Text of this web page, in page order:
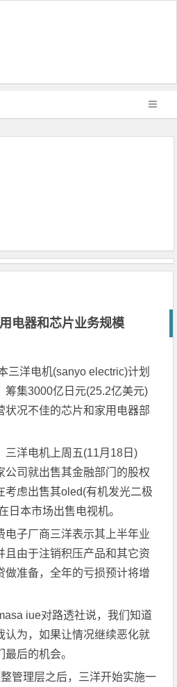
电器和芯片业务规模
三洋电机(sanyo electric)计划
筹集3000亿日元(25.2亿美元)
状况不佳的芯片和家用电器部
洋电机上周五(11月18日)
公司就出售其金融部门的股权
考虑出售其oled(有机发光二极
日本市场出售电视机。
子厂商三洋表示其上半年业
且由于注销积压产品和其它资
做准备，全年的亏损预计将增
iue对路透社说，我们知道
认为，如果让情况继续恶化就
后的机会。
理层之后，三洋开始实施一